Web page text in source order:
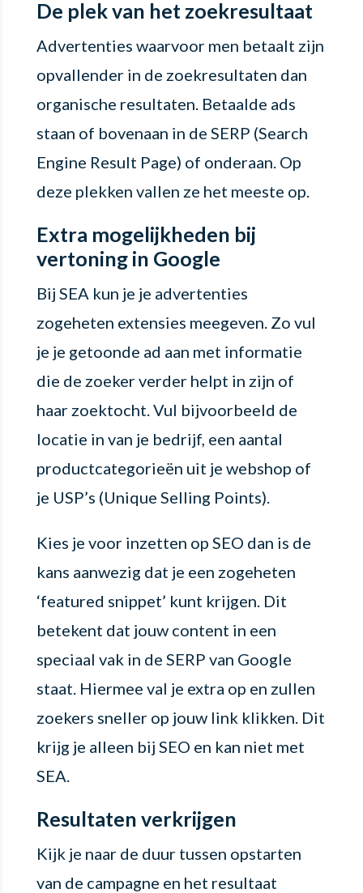
De plek van het zoekresultaat
Advertenties waarvoor men betaalt zijn
opvallender in de zoekresultaten dan
organische resultaten. Betaalde ads
staan of bovenaan in de SERP (Search
Engine Result Page) of onderaan. Op
deze plekken vallen ze het meeste op.
Extra mogelijkheden bij
vertoning in Google
Bij SEA kun je je advertenties
zogeheten extensies meegeven. Zo vul
je je getoonde ad aan met informatie
die de zoeker verder helpt in zijn of
haar zoektocht. Vul bijvoorbeeld de
locatie in van je bedrijf, een aantal
productcategorieën uit je webshop of
je USP’s (Unique Selling Points).
Kies je voor inzetten op SEO dan is de
kans aanwezig dat je een zogeheten
‘featured snippet’ kunt krijgen. Dit
betekent dat jouw content in een
speciaal vak in de SERP van Google
staat. Hiermee val je extra op en zullen
zoekers sneller op jouw link klikken. Dit
krijg je alleen bij SEO en kan niet met
SEA.
Resultaten verkrijgen
Kijk je naar de duur tussen opstarten
van de campagne en het resultaat